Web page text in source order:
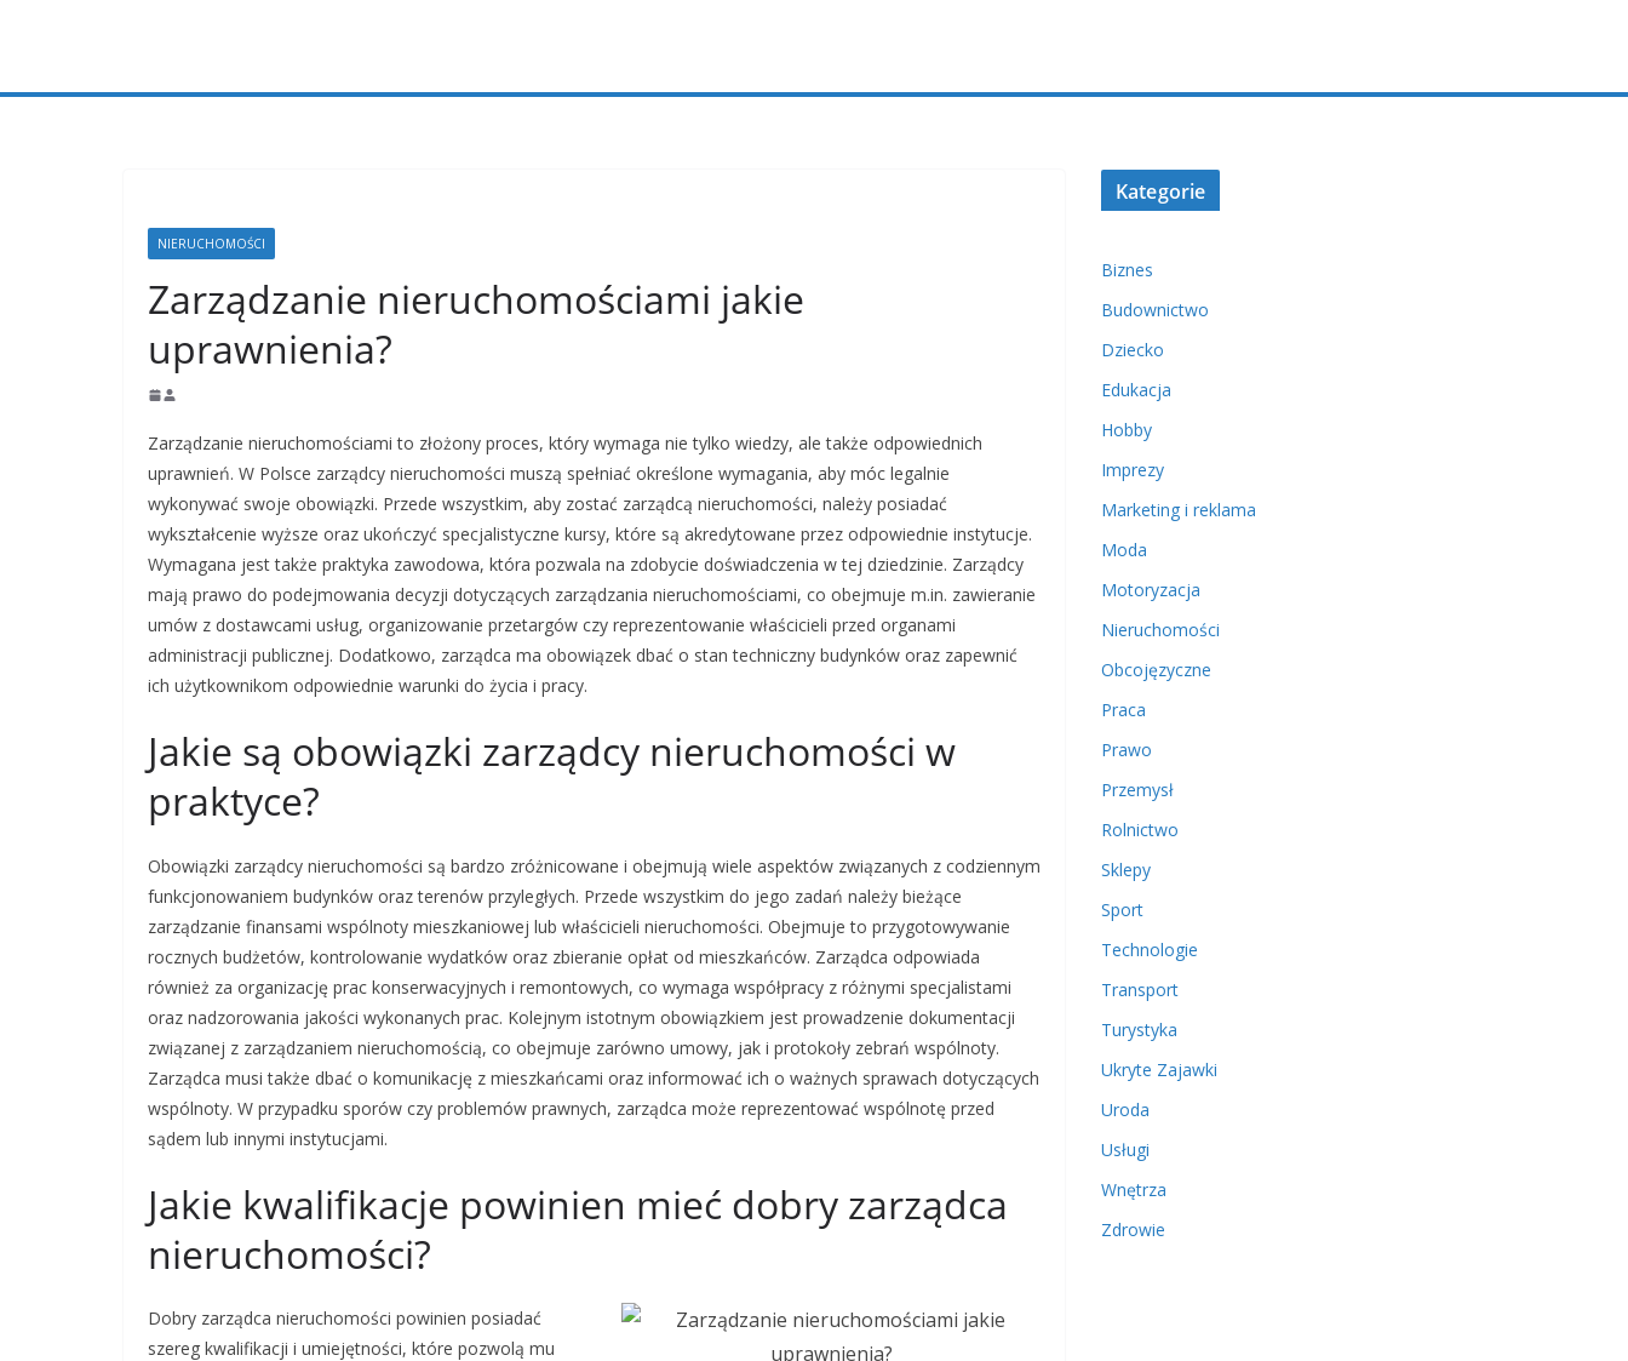
NIERUCHOMOŚCI
Zarządzanie nieruchomościami jakie
uprawnienia?
Zarządzanie nieruchomościami to złożony proces, który wymaga nie tylko wiedzy, ale także odpowiednich
uprawnień. W Polsce zarządcy nieruchomości muszą spełniać określone wymagania, aby móc legalnie
wykonywać swoje obowiązki. Przede wszystkim, aby zostać zarządcą nieruchomości, należy posiadać
wykształcenie wyższe oraz ukończyć specjalistyczne kursy, które są akredytowane przez odpowiednie instytucje.
Wymagana jest także praktyka zawodowa, która pozwala na zdobycie doświadczenia w tej dziedzinie. Zarządcy
mają prawo do podejmowania decyzji dotyczących zarządzania nieruchomościami, co obejmuje m.in. zawieranie
umów z dostawcami usług, organizowanie przetargów czy reprezentowanie właścicieli przed organami
administracji publicznej. Dodatkowo, zarządca ma obowiązek dbać o stan techniczny budynków oraz zapewnić
ich użytkownikom odpowiednie warunki do życia i pracy.
Jakie są obowiązki zarządcy nieruchomości w
praktyce?
Obowiązki zarządcy nieruchomości są bardzo zróżnicowane i obejmują wiele aspektów związanych z codziennym
funkcjonowaniem budynków oraz terenów przyległych. Przede wszystkim do jego zadań należy bieżące
zarządzanie finansami wspólnoty mieszkaniowej lub właścicieli nieruchomości. Obejmuje to przygotowywanie
rocznych budżetów, kontrolowanie wydatków oraz zbieranie opłat od mieszkańców. Zarządca odpowiada
również za organizację prac konserwacyjnych i remontowych, co wymaga współpracy z różnymi specjalistami
oraz nadzorowania jakości wykonanych prac. Kolejnym istotnym obowiązkiem jest prowadzenie dokumentacji
związanej z zarządzaniem nieruchomością, co obejmuje zarówno umowy, jak i protokoły zebrań wspólnoty.
Zarządca musi także dbać o komunikację z mieszkańcami oraz informować ich o ważnych sprawach dotyczących
wspólnoty. W przypadku sporów czy problemów prawnych, zarządca może reprezentować wspólnotę przed
sądem lub innymi instytucjami.
Jakie kwalifikacje powinien mieć dobry zarządca
nieruchomości?
Dobry zarządca nieruchomości powinien posiadać
szereg kwalifikacji i umiejętności, które pozwolą mu
Kategorie
Biznes
Budownictwo
Dziecko
Edukacja
Hobby
Imprezy
Marketing i reklama
Moda
Motoryzacja
Nieruchomości
Obcojęzyczne
Praca
Prawo
Przemysł
Rolnictwo
Sklepy
Sport
Technologie
Transport
Turystyka
Ukryte Zajawki
Uroda
Usługi
Wnętrza
Zdrowie